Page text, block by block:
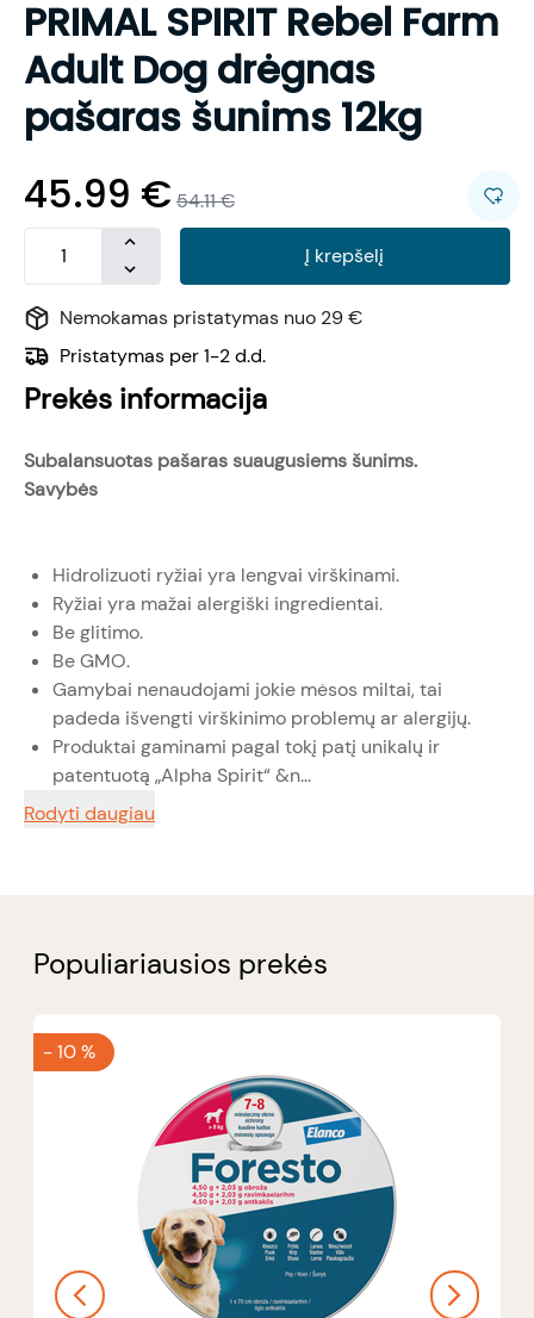
PRIMAL SPIRIT Rebel Farm
Adult Dog drėgnas
pašaras šunims 12kg
45.99 € 54.11€
Į krepšelį
Nemokamas pristatymas nuo 29 €
Pristatymas per 1-2 d.d.
Prekės informacija
Subalansuotas pašaras suaugusiems šunims.
Savybės
Hidrolizuoti ryžiai yra lengvai virškinami.
Ryžiai yra mažai alergiški ingredientai.
Be glitimo.
Be GMO.
Gamybai nenaudojami jokie mėsos miltai, tai
padeda išvengti virškinimo problemų ar alergijų.
Produktai gaminami pagal tokį patį unikalų ir
patentuotą „Alpha Spirit“ &n...
Rodyti daugiau
Populiariausios prekės
-10 %